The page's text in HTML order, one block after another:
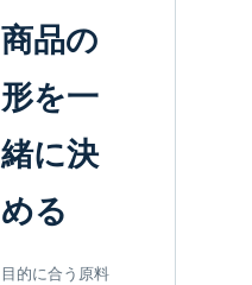
商品の
形を一
緒に決
める
目的に合う原料